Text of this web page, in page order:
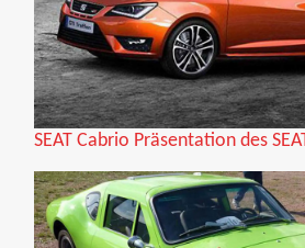
SEAT Cabrio Präsentation des